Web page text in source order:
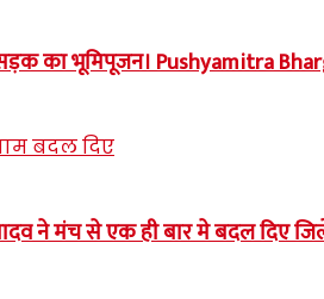
का भूमिपूजन। Pushyamitra
ने मंच से एक ही बार मे बदल दिए